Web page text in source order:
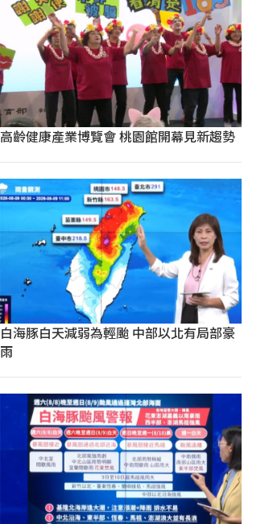
高齡健康產業博覽會 桃園館開幕見新趨勢
白海豚白天減弱為輕颱 中部以北有局部豪
雨